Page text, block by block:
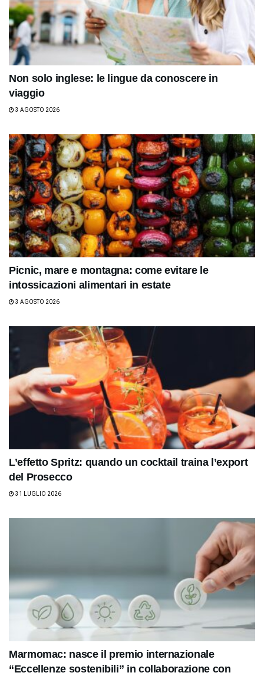
Non solo inglese: le lingue da conoscere in
viaggio
3 AGOSTO 2026
Picnic, mare e montagna: come evitare le
intossicazioni alimentari in estate
3 AGOSTO 2026
L’effetto Spritz: quando un cocktail traina l’export
del Prosecco
31 LUGLIO 2026
Marmomac: nasce il premio internazionale
“Eccellenze sostenibili” in collaborazione con